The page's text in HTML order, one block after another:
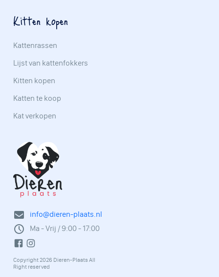
info@dieren-plaats.nl
Ma - Vrij / 9:00 - 17:00
Copyright 2026 Dieren-Plaats All
Right reserved
Kitten kopen
Kattenrassen
Lijst van kattenfokkers
Kitten kopen
Katten te koop
Kat verkopen